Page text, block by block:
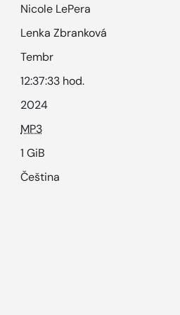
Nicole LePera
Lenka Zbranková
Tembr
12:37:33 hod.
2024
MP3
1 GiB
Čeština